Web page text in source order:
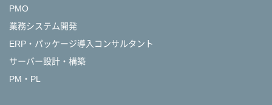
PMO
業務システム開発
ERP・パッケージ導入コンサルタント
サーバー設計・構築
PM・PL